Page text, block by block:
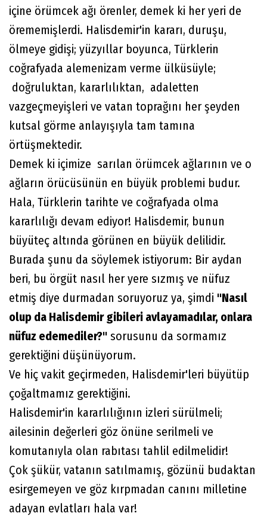
içine örümcek ağı örenler, demek ki her yeri de
örememişlerdi. Halisdemir'in kararı, duruşu,
ölmeye gidişi; yüzyıllar boyunca, Türklerin
coğrafyada alemenizam verme ülküsüyle;
doğruluktan, kararlılıktan, adaletten
vazgeçmeyişleri ve vatan toprağını her şeyden
kutsal görme anlayışıyla tam tamına
örtüşmektedir.
Demek ki içimize sarılan örümcek ağlarının ve o
ağların örücüsünün en büyük problemi budur.
Hala, Türklerin tarihte ve coğrafyada olma
kararlılığı devam ediyor! Halisdemir, bunun
büyüteç altında görünen en büyük delilidir.
Burada şunu da söylemek istiyorum: Bir aydan
beri, bu örgüt nasıl her yere sızmış ve nüfuz
etmiş diye durmadan soruyoruz ya, şimdi "Nasıl
olup da Halisdemir gibileri avlayamadılar, onlara
nüfuz edemediler?" sorusunu da sormamız
gerektiğini düşünüyorum.
Ve hiç vakit geçirmeden, Halisdemir'leri büyütüp
çoğaltmamız gerektiğini.
Halisdemir'in kararlılığının izleri sürülmeli;
ailesinin değerleri göz önüne serilmeli ve
komutanıyla olan rabıtası tahlil edilmelidir!
Çok şükür, vatanın satılmamış, gözünü budaktan
esirgemeyen ve göz kırpmadan canını milletine
adayan evlatları hala var!